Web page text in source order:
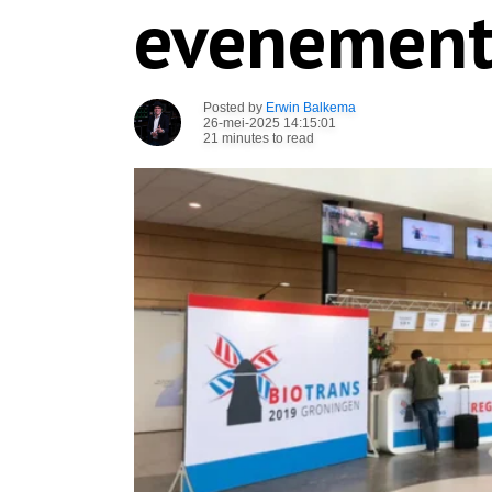
Posted by Erwin Balkema
26-mei-2025 14:15:01
21 minutes to read